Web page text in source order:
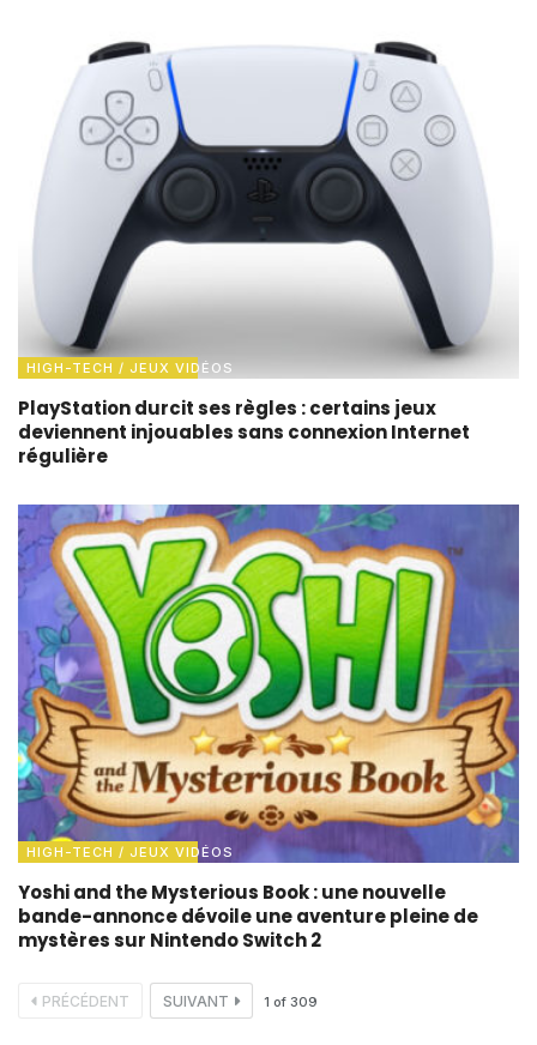
HIGH-TECH / JEUX VIDÉOS
PlayStation durcit ses règles : certains jeux
deviennent injouables sans connexion Internet
régulière
HIGH-TECH / JEUX VIDÉOS
Yoshi and the Mysterious Book : une nouvelle
bande-annonce dévoile une aventure pleine de
mystères sur Nintendo Switch 2
PRÉCÉDENT SUIVANT 1 of 309